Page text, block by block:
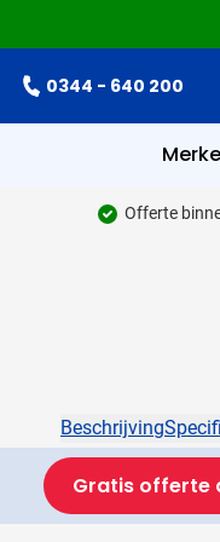
0344 - 640 200
Offerte
Beschrijving
Gratis offerte